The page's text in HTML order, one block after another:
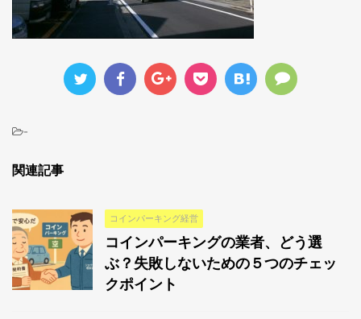
-
関連記事
コインパーキング経営
コインパーキングの業者、どう選
ぶ？失敗しないための５つのチェッ
クポイント